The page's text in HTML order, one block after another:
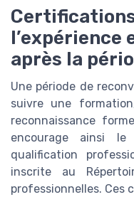
l’expérience
après la
Une période de
suivre une
reconnaissance
encourage ainsi
qualification
inscrite au
professionnelles. Ces